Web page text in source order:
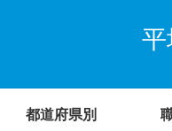
平
都道府県別